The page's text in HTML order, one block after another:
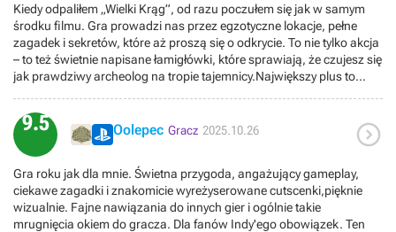
faszystów, niemieckich nazistów czy szarej eminencji Watykanu. Do
tego bardzo przyjemny dodatek Zakon Olbrzymów.4. Gameplay
dający dużo frajdy, bardzo pomysłowy rozwój postaci, duża
możliwość dowolności eksploracji kolejnych miejsc, więc każdy
sobie dostosuje tępo rozgrywki czy kolejność wykonywania misji.
Walka była dość prosta, ale po pierwsze dzięki temu akcja gry nie
traciła na dynamice, a po drugie można ustawić trudniejszy poziom
gry, więc każdy może dostosować do własnych potrzeb. Do tego
wykorzystania bicza czy używanie do walki prawie wszystkiego co
jest pod ręką, np. przepychacza do kibla ;)Jestem oczarowany, że
aż tyle fajnych rzeczy udało się wpakować do jednej gry. Mam
nadzieję, że twórcy nie spoczną na laurach i wkrótce doczekamy się
kolejnych odsłon tej świetnej gry.
Kiedy odpaliłem „Wielki Krąg”, od razu poczułem się jak w samym
środku filmu. Gra prowadzi nas przez egzotyczne lokacje, pełne
zagadek i sekretów, które aż proszą się o odkrycie. To nie tylko akcja
– to też świetnie napisane łamigłówki, które sprawiają, że czujesz się
jak prawdziwy archeolog na tropie tajemnicy.Największy plus to
przygody, której nie da się pomylić z niczym innym. To gra, która daje
frajdę zarówno fanom Indiany, jak i każdemu, kto lubi dobrą
przygodę.Po ponad 50 godzinach sądzonych w grze, mogę ze
spokojnym sercem polecić tą produkcję. Aby jednak nie było tak
różowo, gra ma również wady, no i oczywiście zbyt wysoką cenę
samej gry jak i DLC.
9.5 Oolepec Gracz 2025.10.26 
Gra roku jak dla mnie. Świetna przygoda, angażujący gameplay,
ciekawe zagadki i znakomicie wyreżyserowane cutscenki,pięknie
wizualnie. Fajne nawiązania do innych gier i ogólnie takie
mrugnięcia okiem do gracza. Dla fanów Indy'ego obowiązek. Ten